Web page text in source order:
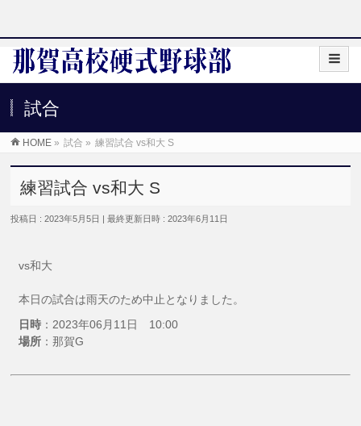
試合
HOME » 試合 » 練習試合 vs和大 S
練習試合 vs和大 S
投稿日 : 2023年5月5日 最終更新日時 : 2023年6月11日
vs和大
本日の試合は雨天のため中止となりました。
日時 ：2023年06月11日 10:00
場所 ：那賀G